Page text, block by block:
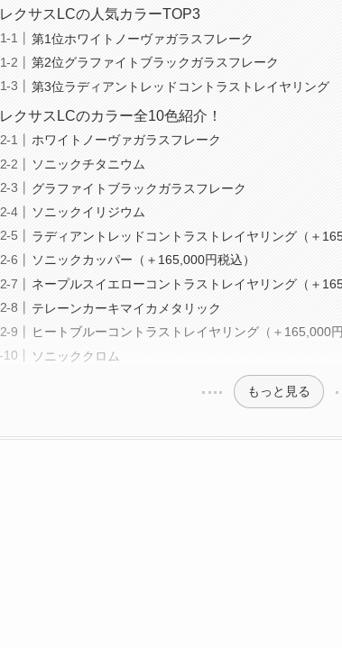
レクサスLCの人気カラーTOP3
第1位ホワイトノーヴァガラスフレーク
第2位グラファイトブラックガラスフレーク
第3位ラディアントレッドコントラストレイヤリング
レクサスLCのカラー全10色紹介！
ホワイトノーヴァガラスフレーク
ソニックチタニウム
グラファイトブラックガラスフレーク
ソニックイリジウム
ラディアントレッドコントラストレイヤリング（＋
ソニックカッパー（＋165,000円税込）
ネープルスイエローコントラストレイヤリング（＋
テレーンカーキマイカメタリック
ヒートブルーコントラストレイヤリング（＋165,000円
ソニッククロム
もっと見る